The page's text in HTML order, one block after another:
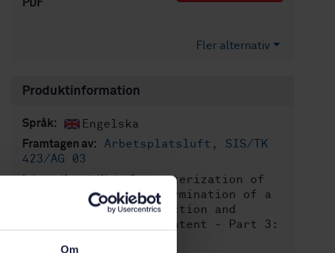
Om
Fler alternativ
Produktinformation
Språk: Engelska
Framtagen av:
Arbetsplatsluft, SIS/TK
423/AG 03
Internationell titel:Characterization of
bulk materials - Determination of a
size-weighted fine fraction and
crystalline silica content - Part 3: